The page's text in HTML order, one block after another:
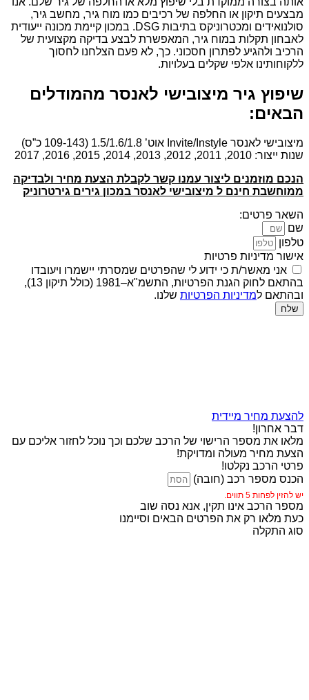
מבצעים תיקון או החלפה של רכיבים כמו מוח גיר, מחשב גיר,
סולנואידים ומכטרוניקס בתיבות DSG. במכון קיימת מכונה ייעודית
לאבחון תקלות במוח גיר, המאפשרת לבצע בדיקה מקצועית של
הרכיב ולהגיע לפתרון חסכוני. כך, לא פעם הצלחנו לחסוך
ללקוחותינו אלפי שקלים בעלויות.
שיפוץ גיר מיצובישי לאנסר מהמודלים
הבאים:
מיצובישי לאנסר Invite/Instyle אוט’ 1.5/1.6/1.8 (109-143 כ”ס)
שנות ייצור: 2010, 2011, 2012, 2013, 2014, 2015, 2016, 2017
הנכם מוזמנים ליצור עמנו קשר לקבלת הצעת מחיר ולבדיקה
ממוחשבת חינם ל מיצובישי לאנסר במכון גירים גירטרוניק
השאר פרטים:
שם
טלפון
אישור מדיניות פרטיות
אני מאשר/ת כי ידוע לי שהפרטים שמסרתי יישמרו ויעובדו
בהתאם לחוק הגנת הפרטיות, התשמ"א–1981 (כולל תיקון 13),
ובהתאם למדיניות הפרטיות שלנו.
שלח
להצעת מחיר מיידית
דבר אחרון!
מלאו את מספר הרישוי של הרכב שלכם וכך נוכל לחזור אליכם עם
הצעת מחיר מעולה ומדויקת!
פרטי הרכב נקלטו!
הכנס מספר רכב (חובה)
יש להזין לפחות 5 תווים.
מספר הרכב אינו תקין, אנא נסה שוב
כעת מלאו רק את הפרטים הבאים וסיימנו
סוג התקלה